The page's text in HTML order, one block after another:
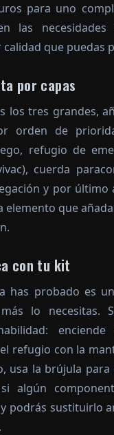
para uno
las
calidad que puedas
por capas
los tres grandes,
orden de
refugio de
cuerda
y por último
elemento que
con tu kit
has probado es
lo necesitas.
refugio con la
usa la brújula para
algún
podrás sustituirlo